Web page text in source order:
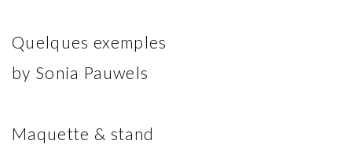
Quelques exemples
by Sonia Pauwels
Maquette & stand